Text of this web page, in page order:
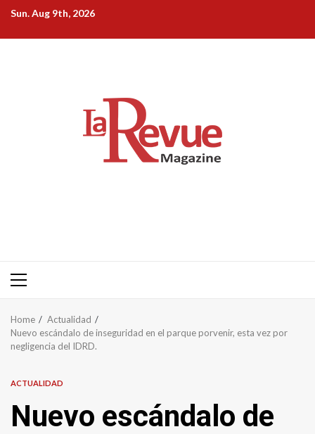
Skip
content
Sun. Aug 9th, 2026
Primary
Home
Actualidad
Nuevo escándalo de inseguridad en el parque porvenir, esta vez por
negligencia del IDRD.
ACTUALIDAD
Nuevo escándalo de